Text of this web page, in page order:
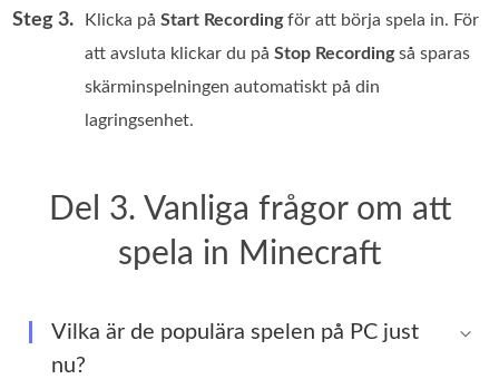
Steg 3. Klicka påStart Recordingför att börja spela in. För
att avsluta klickar du påStop Recordingså sparas
skärminspelningen automatiskt på din
lagringsenhet.
Del 3. Vanliga frågor om att
spela in Minecraft
Vilka är de populära spelen på PC just
nu?